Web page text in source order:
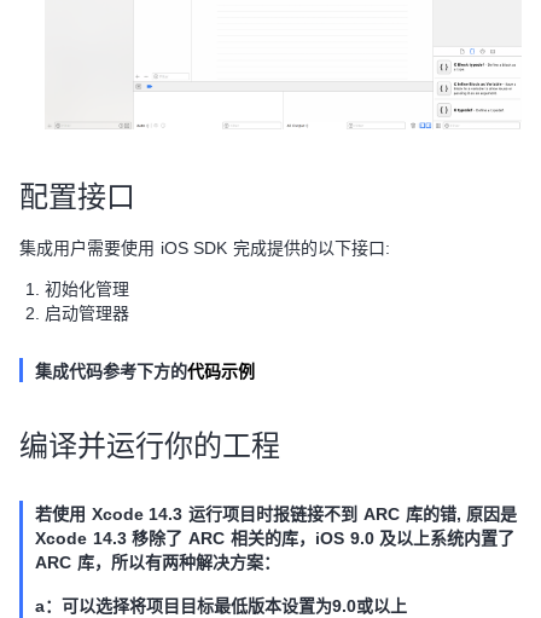
配置接口
集成用户需要使用 iOS SDK 完成提供的以下接口:
初始化管理
启动管理器
集成代码参考下方的代码示例
编译并运行你的工程
若使用 Xcode 14.3 运行项目时报链接不到 ARC 库的错, 原因是
Xcode 14.3 移除了 ARC 相关的库，iOS 9.0 及以上系统内置了
ARC 库，所以有两种解决方案：
a：可以选择将项目目标最低版本设置为9.0或以上